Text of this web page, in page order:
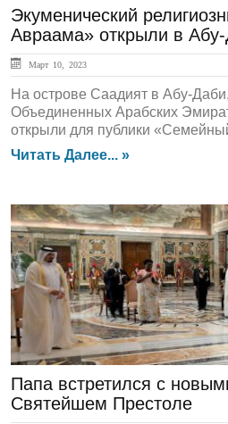
Экуменический
Авраама» открыли в
Март 10, 2023
На острове Саадият в Абу-
Объединенных Арабских
открыли для публики
Читать Далее... »
ЛЕНТА НОВОСТЕЙ
Папа встретился с
Святейшем Престоле